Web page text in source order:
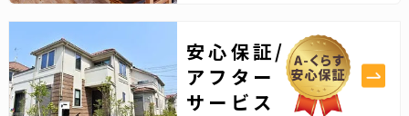
安心保証/
アフター
サービス